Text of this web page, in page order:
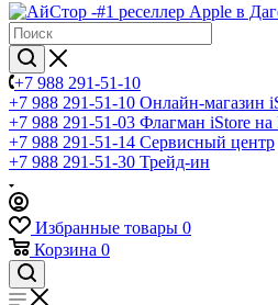
+7 988 291-51-10
+7 988 291-51-10 Онлайн-магазин
+7 988 291-51-03 Флагман iStore на
+7 988 291-51-14 Сервисный центр
+7 988 291-51-30 Трейд-ин
Избранные товары 0
Корзина 0